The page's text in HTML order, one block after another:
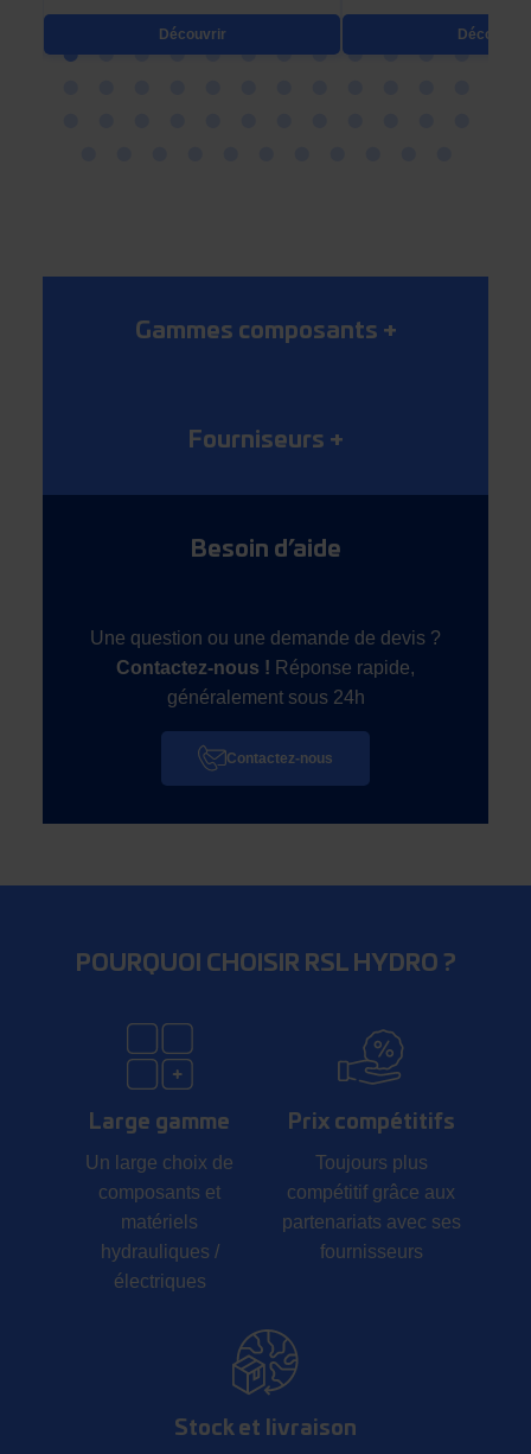
Découvrir Découvrir
Gammes composants +
Fourniseurs +
Besoin d’aide
Une question ou une demande de devis ?
Contactez-nous ! Réponse rapide,
généralement sous 24h
Contactez-nous
POURQUOI CHOISIR RSL HYDRO ?
Large gamme
Un large choix de
composants et
matériels
hydrauliques /
électriques
Prix compétitifs
Toujours plus
compétitif grâce aux
partenariats avec ses
fournisseurs
Stock et livraison